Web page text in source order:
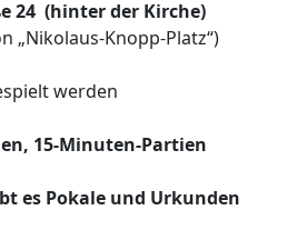
24 (hinter der Kirche)
„Nikolaus-Knopp-Platz“)
werden
15-Minuten-Partien
es Pokale und Urkunden